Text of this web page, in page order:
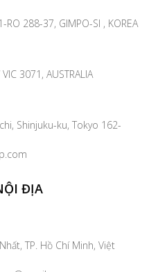
288-37, GIMPO-SI , KOREA
3071, AUSTRALIA
Shinjuku-ku, Tokyo 162-
ĐỊA
TP. Hồ Chí Minh, Việt